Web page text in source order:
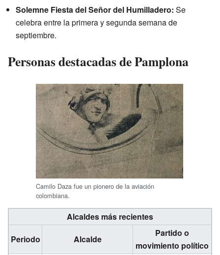
Solemne Fiesta del Señor del Humilladero: Se
celebra entre la primera y segunda semana de
septiembre.
Personas destacadas de Pamplona
Camilo Daza fue un pionero de la aviación
colombiana.
Alcaldes más recientes
Periodo
Alcalde
Partido o
movimiento político